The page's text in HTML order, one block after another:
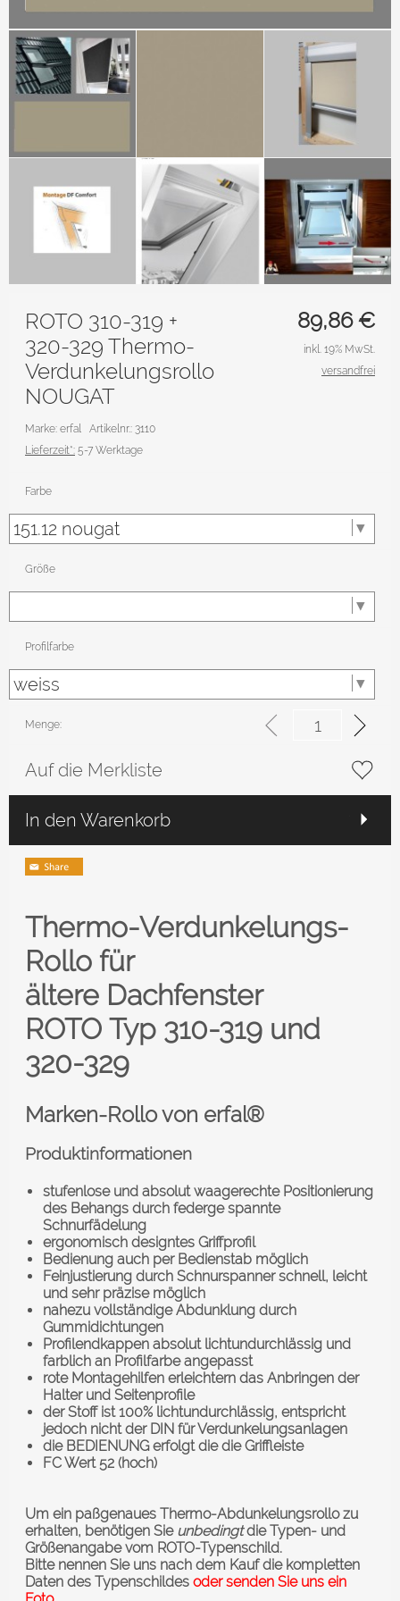
89,86€
ROTO 310-319 +
320-329 Thermo-
Verdunkelungsrollo
NOUGAT
Marke: erfal Artikelnr.: 3110
Lieferzeit*: 5-7 Werktage
inkl. 19% MwSt.
versandfrei
Farbe
Größe
Profilfarbe
Menge:
Auf die Merkliste
In den Warenkorb
Thermo-Verdunkelungs-
Rollo für
ältere Dachfenster
ROTO Typ 310-319 und
320-329
Marken-Rollo von erfal®
Produktinformationen
stufenlose und absolut waagerechte Positionierung
des Behangs durch federge spannte
Schnurfädelung
ergonomisch designtes Griffprofil
Bedienung auch per Bedienstab möglich
Feinjustierung durch Schnurspanner schnell, leicht
und sehr präzise möglich
nahezu vollständige Abdunklung durch
Gummidichtungen
Profilendkappen absolut lichtundurchlässig und
farblich an Profilfarbe angepasst
rote Montagehilfen erleichtern das Anbringen der
Halter und Seitenprofile
der Stoff ist 100% lichtundurchlässig, entspricht
jedoch nicht der DIN für Verdunkelungsanlagen
die BEDIENUNG erfolgt die die Griffleiste
FC Wert 52 (hoch)
Um ein paßgenaues Thermo-Abdunkelungsrollo zu
erhalten, benötigen Sie unbedingtdie Typen- und
Größenangabe vom ROTO-Typenschild.
Bitte nennen Sie uns nach dem Kauf die kompletten
Daten des Typenschildes oder senden Sie uns ein